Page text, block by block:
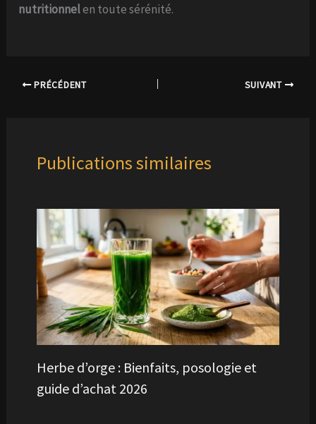
nutritionnelen toute sérénité.
PRÉCÉDENT SUIVANT
Publications similaires
Herbe d’orge : Bienfaits, posologie et
guide d’achat 2026